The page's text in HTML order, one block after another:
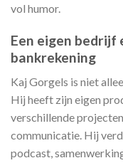
vol humor.
Een eigen bedrijf
bankrekening
Kaj Gorgels is niet
Hij heeft zijn eigen
verschillende
communicatie. Hij
podcast,